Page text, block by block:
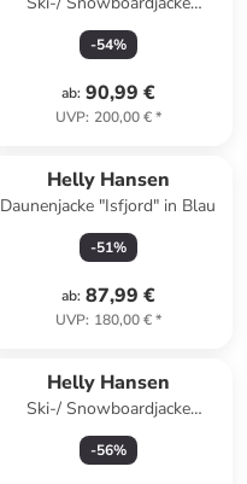
"Kvitfjell Race" in Türkis
-54%
ab: 90,99 €
UVP: 200,00 €*
Helly Hansen
Daunenjacke "Isfjord" in Blau
-51%
ab: 87,99 €
UVP: 180,00 €*
Helly Hansen
Ski-/ Snowboardjacke
"Diamond" in Creme/ Lila/
Türkis
-56%